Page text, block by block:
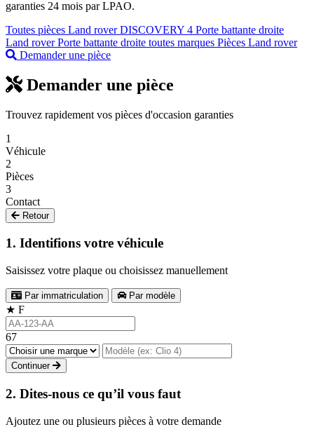
garanties 24 mois par LPAO.
Toutes pièces Land rover DISCOVERY 4 Porte battante droite
Land roverPorte battante droite toutes marques Pièces Land rover
Demander une pièce
Demander une pièce
Trouvez rapidement vos pièces d'occasion garanties
1
Véhicule
2
Pièces
3
Contact
Retour
1. Identifions votre véhicule
Saisissez votre plaque ou choisissez manuellement
Par immatriculation Par modèle
★ F
67
Continuer
2. Dites-nous ce qu’il vous faut
Ajoutez une ou plusieurs pièces à votre demande